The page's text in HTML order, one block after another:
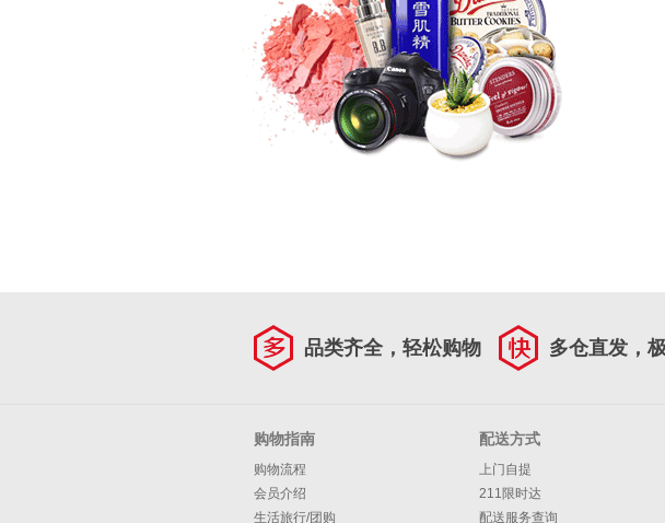
品类齐全，轻松购物 多仓直发，
购物指南
购物流程
会员介绍
生活旅行/团购
配送方式
上门自提
211限时达
配送服务查询